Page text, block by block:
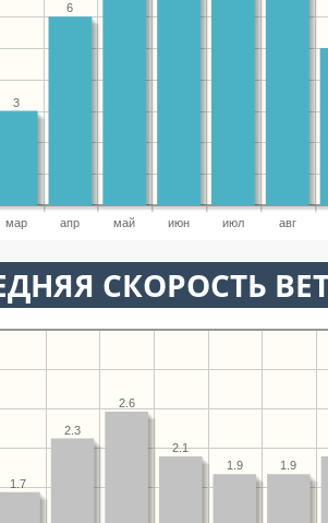
мар апр май июн июл авг
6
3
СКОРОСТЬ
1.9
1.9
2.1
2.6
2.3
1.7